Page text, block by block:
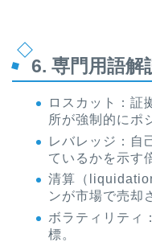
6. 専門用語解
ロスカット：証
所が強制的にポ
レバレッジ：自
ているかを示す
清算（
ンが市場で売却
ボラティリティ
標。